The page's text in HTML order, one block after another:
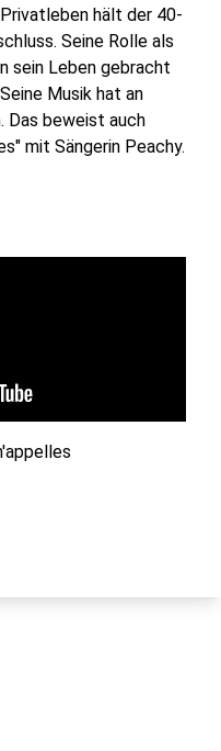
hält der 40-
Seine Rolle als
sein Leben gebracht
Musik hat an
Das beweist auch
mit Sängerin Peachy.